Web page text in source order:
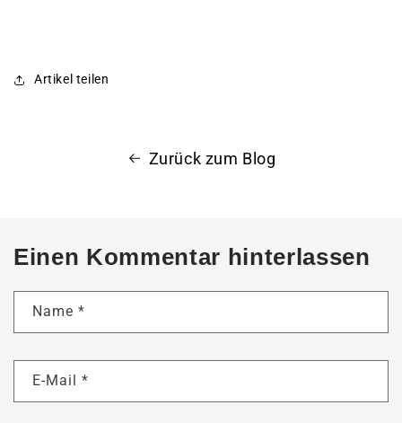
Artikel teilen
Zurück zum Blog
Einen Kommentar hinterlassen
Name *
E-Mail *